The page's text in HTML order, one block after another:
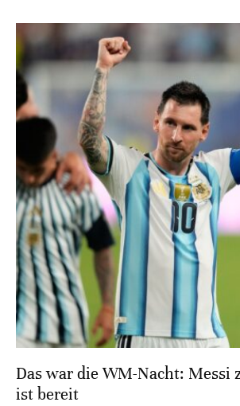
Das war die WM-Nacht: Messi
ist bereit